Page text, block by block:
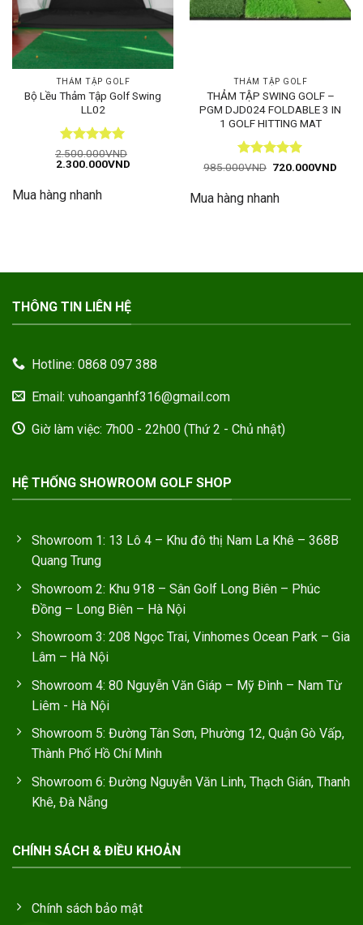
THẢM TẬP GOLF
Bộ Lều Thảm Tập Golf Swing
LL02
Được xếp
hạng55
2.500.000VND
Giá
2.500.000VND.
2.300.000VNDGiá
2.300.000VND.
Mua hàng nhanh
THẢM TẬP GOLF
THẢM TẬP SWING GOLF –
PGM DJD024 FOLDABLE 3 IN
1 GOLF HITTING MAT
Được xếp
sao
985.000VND Giá
985.000VND.
720.000VND
Mua hàng nhanh
THÔNG TIN LIÊN HỆ
Hotline: 0868 097 388
Email: vuhoanganhf316@gmail.com
Giờ làm việc: 7h00 - 22h00 (Thứ 2 - Chủ nhật)
HỆ THỐNG SHOWROOM GOLF SHOP
Showroom 1: 13 Lô 4 – Khu đô thị Nam La Khê – 368B
Quang Trung
Showroom 2: Khu 918 – Sân Golf Long Biên – Phúc
Đồng – Long Biên – Hà Nội
Showroom 3: 208 Ngọc Trai, Vinhomes Ocean Park – Gia
Lâm – Hà Nội
Showroom 4: 80 Nguyễn Văn Giáp – Mỹ Đình – Nam Từ
Liêm - Hà Nội
Showroom 5: Đường Tân Sơn, Phường 12, Quận Gò Vấp,
Thành Phố Hồ Chí Minh
Showroom 6: Đường Nguyễn Văn Linh, Thạch Gián, Thanh
Khê, Đà Nẵng
CHÍNH SÁCH & ĐIỀU KHOẢN
Chính sách bảo mật